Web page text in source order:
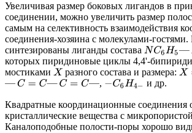
Увеличивая размер боковых лигандов в
соединении, можно увеличить размер
самым на селективность взаимодействия
соединения-хозяина с молекулами-гостями.
синтезированы лиганды состава NC6H5—X
которых пиридиновые циклы 4,4'-
мостиками Xразного состава и размера: X=
—C= C—C=C— , −C6H4− и др.
Квадратные координационные соединения
кристаллические вещества с
Каналоподобные полости-поры хорошо